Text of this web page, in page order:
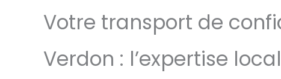
Votre transport de
Verdon : l’expertise